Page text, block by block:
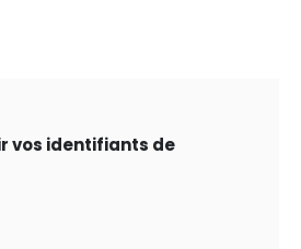
vos identifiants de